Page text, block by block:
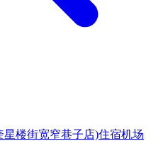
星楼街宽窄巷子店)住宿机场